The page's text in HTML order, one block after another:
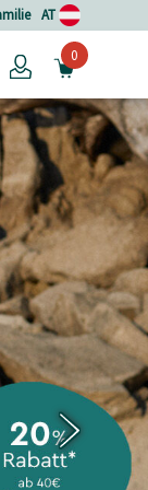
AT
Login0